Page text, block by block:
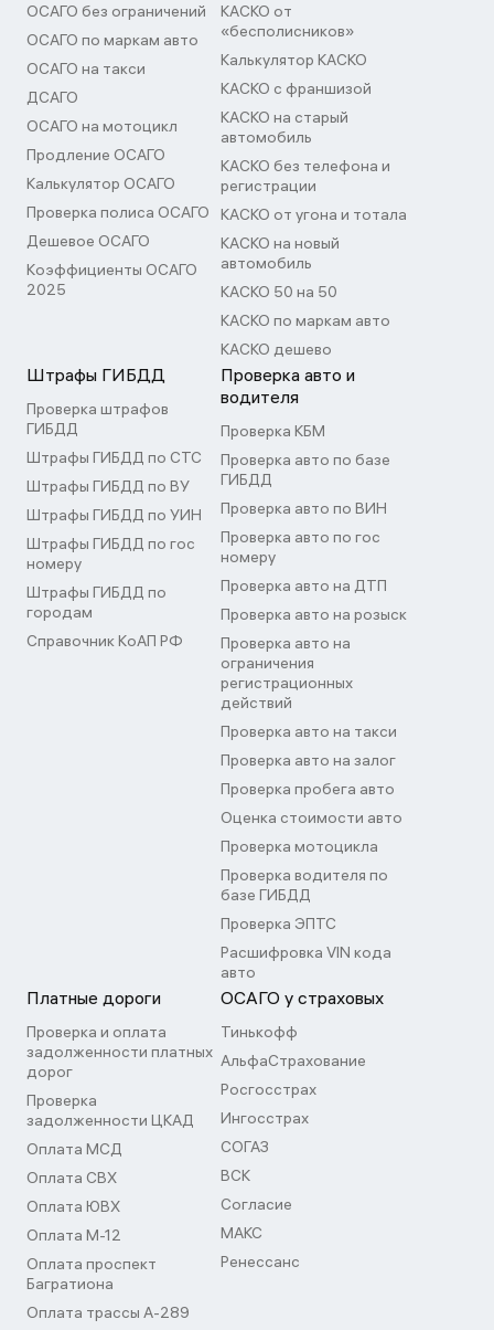
ОСАГО без ограничений
ОСАГО по маркам авто
ОСАГО на такси
ДСАГО
ОСАГО на мотоцикл
Продление ОСАГО
Калькулятор ОСАГО
Проверка полиса ОСАГО
Дешевое ОСАГО
Коэффициенты ОСАГО
2025
КАСКО от
«бесполисников»
Калькулятор КАСКО
КАСКО с франшизой
КАСКО на старый
автомобиль
КАСКО без телефона и
регистрации
КАСКО от угона и тотала
КАСКО на новый
автомобиль
КАСКО 50 на 50
КАСКО по маркам авто
КАСКО дешево
Штрафы ГИБДД
Проверка штрафов
ГИБДД
Штрафы ГИБДД по СТС
Штрафы ГИБДД по ВУ
Штрафы ГИБДД по УИН
Штрафы ГИБДД по гос
номеру
Штрафы ГИБДД по
городам
Справочник КоАП РФ
Проверка авто и
водителя
Проверка КБМ
Проверка авто по базе
ГИБДД
Проверка авто по ВИН
Проверка авто по гос
номеру
Проверка авто на ДТП
Проверка авто на розыск
Проверка авто на
ограничения
регистрационных
действий
Проверка авто на такси
Проверка авто на залог
Проверка пробега авто
Оценка стоимости авто
Проверка мотоцикла
Проверка водителя по
базе ГИБДД
Проверка ЭПТС
Расшифровка VIN кода
авто
Платные дороги
Проверка и оплата
задолженности платных
дорог
Проверка
задолженности ЦКАД
Оплата МСД
Оплата СВХ
Оплата ЮВХ
Оплата М-12
Оплата проспект
Багратиона
Оплата трассы А-289
ОСАГО у страховых
Тинькофф
АльфаСтрахование
Росгосстрах
Ингосстрах
СОГАЗ
ВСК
Согласие
МАКС
Ренессанс